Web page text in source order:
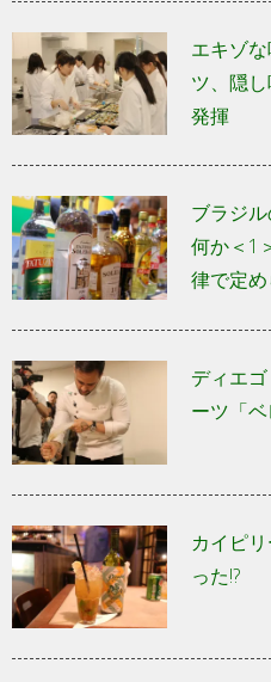
エキゾ
ツ、隠
発揮
ブラジ
何か＜1
律で定
ディエ
ーツ「
カイピ
った!?